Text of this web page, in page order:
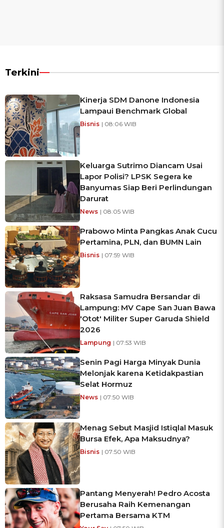
Terkini
Kinerja SDM Danone Indonesia
Lampaui Benchmark Global
Bisnis | 08:06 WIB
Keluarga Sutrimo Diancam Usai
Lapor Polisi? LPSK Segera ke
Banyumas Siap Beri Perlindungan
Darurat
News | 08:05 WIB
Prabowo Minta Pangkas Anak Cucu
Pertamina, PLN, dan BUMN Lain
Bisnis | 07:59 WIB
Raksasa Samudra Bersandar di
Lampung: MV Cape San Juan Bawa
'Otot' Militer Super Garuda Shield
2026
Lampung | 07:53 WIB
Senin Pagi Harga Minyak Dunia
Melonjak karena Ketidakpastian
Selat Hormuz
News | 07:50 WIB
Menag Sebut Masjid Istiqlal Masuk
Bursa Efek, Apa Maksudnya?
Bisnis | 07:50 WIB
Pantang Menyerah! Pedro Acosta
Berusaha Raih Kemenangan
Pertama Bersama KTM